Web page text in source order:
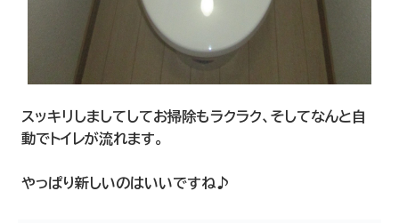
スッキリしましてしてお掃除もラクラク、そしてなんと自
動でトイレが流れます。
やっぱり新しいのはいいですね♪